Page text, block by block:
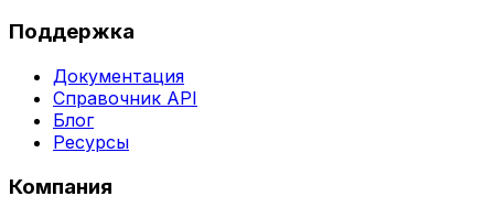
Поддержка
Документация
Справочник API
Блог
Ресурсы
Компания